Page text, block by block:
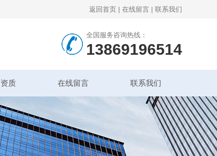
返回首页 | 在线留言 | 联系我们
全国服务咨询热线：
13869196514
质 在线留言 联系我们